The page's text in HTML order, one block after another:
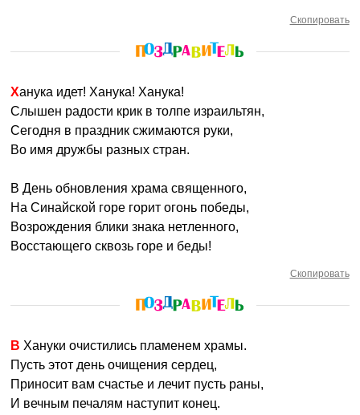
Скопировать
Ханука идет! Ханука! Ханука!
Слышен радости крик в толпе израильтян,
Сегодня в праздник сжимаются руки,
Во имя дружбы разных стран.
В День обновления храма священного,
На Синайской горе горит огонь победы,
Возрождения блики знака нетленного,
Восстающего сквозь горе и беды!
Скопировать
В Хануки очистились пламенем храмы.
Пусть этот день очищения сердец,
Приносит вам счастье и лечит пусть раны,
И вечным печалям наступит конец.